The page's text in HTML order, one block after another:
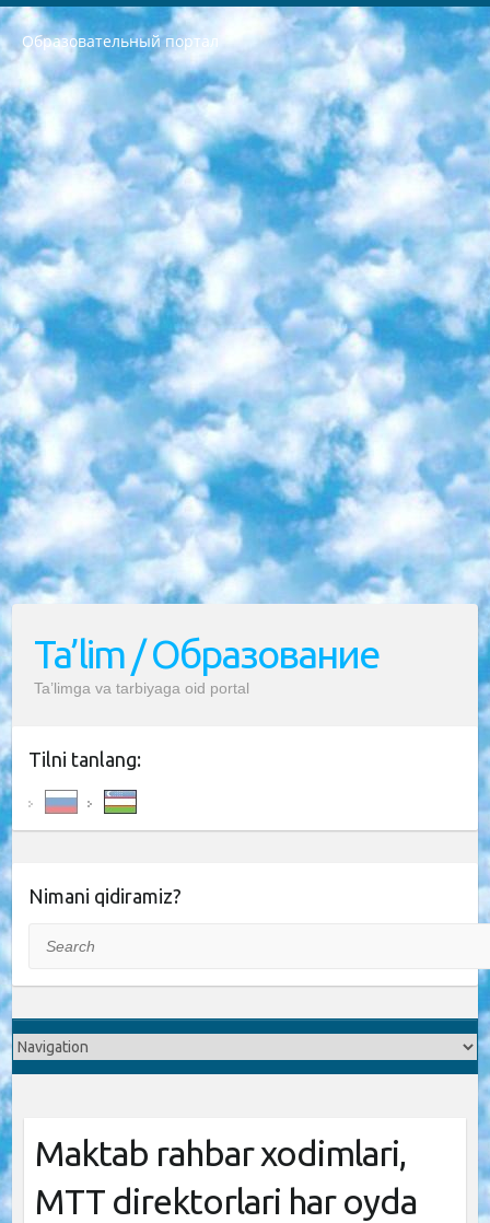
Образовательный портал
РЕСПУБЛИКА УЗБЕКИСТАН МИНИСТРЕРСТВО ДОШКОЛЬНОГО И ШКОЛЬНОГО ОБРАЗОВАНИЯ КОМАНДА в общеобразовательных учреждениях в 2023-2024 учебном году организация и проведение итоговой государственной аттестации обучающихся о Министра дошкольного и школьного образования Республики Узбекистан от 4 марта 2008 года (постановлением Минюста от 20 марта 2008 года № 1778 государственной регистрации) «Итоговое состояние учащихся общего среднего образования на основании положения об утверждении положения об аттестации общего среднего образования выпускной экзамен студентов в образовательных учреждениях в 2023-2024 учебном году В целях организации и прохождения аттестации приказываю: 1. Следующее: перечень предметов, по которым будет проводиться итоговая государственная аттестация и экзамен формы перевода согласно приложению 1; сертификаты международного образца, оценивающие уровень владения иностранными языками перечень согласно приложению 2; 2. Педагогический при специализированных образовательных учреждениях. научно-практический центр квалификации и международной оценки (Д.Давидова) 2024 г. До 25 марта: задания по предметам, по которым будет проводиться итоговая аттестация разработка и утверждение технических условий; итоговая аттестация на основании разработанного предметного задания разработка вопросов по предметам (устно и письменно), экзамен передача; общеобразовательные средние школы и специальные учебные заведения учащиеся выпускных классов школ и интернатов в агентской системе подготовка базы данных экзаменационных материалов и критериев оценки; перевод базы экзаменационных материалов на все языки обучения подать в Республиканский образовательный центр для изготовления; варианты экзаменов на основе разработанных контрольных материалов пусть будут поставлены задачи формирования. 3. Республиканский образовательный центр (Ш.Худайкулов) до 5 апреля 2024 года. до: база данных предоставленных экзаменационных материалов на все языки обучения перевод и экспертиза; для слепых, слабовидящих, глухих, слабослышащих и умственно отсталых детей учащиеся выпускных классов специализированных школ и школ-интернатов база данных экзаменационных материалов на всех преподаваемых языках подготовка критериев оценки; специализированные школы для умственно отсталых детей и технологии для учащихся выпускных классов школ-интернатов разработка соответствующих рекомендаций и критериев проведения ЕГЭ по естествознанию давать задания. 4. Педагогический при специализированных образовательных учреждениях. Научно-практический центр навыков и международной оценки (Д.Давидова), Республика образовательный центр (Худайкулов Ш.) итоговый государственный аттестационный экзамен ориентирован на творческое и логическое мышление при подготовке базы материалов учитывать введение заданий. 5. Следует отметить, что: сертификат государственного образца о знании общеобразовательного предмета и как минимум национальный уровень B1 по предметам на иностранных языках, указанным в Приложении 2. или международно признанный сертификат эквивалентного уровня студенты, изучающие определенный предмет, освобождаются от экзамена; по соответствующим предметам запланирована итоговая государственная аттестация за день до дня, путем жеребьевки Рабочей группой (в письменной форме по предметам, проводимым в форме) из числа сформированных вариантов выбрано 2 варианта; 2 выбранных варианта экзамена анонсированы на официальном сайте министерства и все выпускники по всей стране на основе этих вариантов проводит итоговую государственную аттестацию. 6. Государственное образование учащихся средних общеобразовательных учреждений. знания в соответствии с квалификационными требованиями, которые необходимо приобрести на основании стандартов итоговый (выпускной) контроль для 9 и 11 классов в целях тестирования Экзамены (далее – экзамены) состоят из предметов, перечисленных в приложении 1. будет сделано. 7. Экзамены пройдут с 26 мая по 15 июня 2024 г. (кроме науки физического воспитания). 8. Физическая для учащихся 9 классов общесредних образовательных учреждений. Экзамены по предмету «Образование, квалификация медицина» 1-6 мая 2024 года. сотрудники перевести под присмотр (с отклонениями в физическом или умственном развитии) специализированная школа для детей, школы-интернаты и со сколиозом школы-интернаты санаторного типа для больных детей исключены). 9. Он был слепым, слабовидящим и имел нарушения опорно-двигательного аппарата. экзамены в специализированных школах и интернатах для детей должны проводиться исходя из требований, предъявляемых к общеобразовательным учреждениям (физкультура кроме науки). 10. Специализированная школа для глухих и слабослышащих детей. и экзамены в интернатах и быть реализован в виде письменного теста по математике. 11. Специальность для умственно отсталых детей. Для 9 класса Родной язык и литературное письмо Государственный язык (язык обучения – узбекский). для неклассов) написано Математическое письмо Письменная/устная история Узбекистана Физическое воспитание практично Итоговый контроль Для 11 класса Написание родного языка и литературы (эссе) Математическое письмо Узбекский язык (обучение на узбекском языке) не посещающее общее среднее образование для учреждений)/Образовательное учреждение выбор письменный и устный Иностранный язык письменный/устный Письменная/устная история Узбекистана *По выбору студента:  Химия  Физика  Основы государственного права  География 10 бесплатных образовательных ресурсов - Мы составили подборку онлайн-проектов с интерактивными упражнениями, видеолекциями и статьями. Они помогут вам обрести новые и освежить старые знания бесплатно. 1. «ИНТУИТ» Старейшая образовательная площадка Рунета. Здесь вы найдёте сотни текстовых и видеокурсов на десятки различных тем — от программирования до психологии. Многие курсы подготовлены российскими университетами и крупными международными компаниями вроде Intel и Microsoft. Самостоятельное обучение бесплатное, но желающие могут оплатить услуги персональных наставников. 2. «Смартия» знакомит с актуальными профессиями и подсказывает, как им обучаться. Выбрав заинтересовавшую вас специальность — SMM-специалист, фотограф, веб-дизайнер или другую, — увидите список необходимых для неё умений. Чтобы вы могли освоить их самостоятельно, для каждого умения площадка отображает подборку ссылок на учебные материалы. Хотя «Смартия» ориентируется на русскоязычную аудиторию, часть контента всё же доступна только на английском. 3. «Лекторий Физтеха» Проект Московского физико-технического института (Физтеха). С его помощью вы можете смотреть онлайн серии лекций, записанные на видео в этом вузе. В числе доступных предметов — физика, биология, химия, информационные технологии и другие. К некоторым лекциям администрация ресурса прилагает готовые конспекты, которые можно скачивать в PDF-формате. 4. ITMOcourses Онлайн-площадка Санкт-Петербургского национального исследовательского университета информационных технологий, механики и оптики (ИТМО). Ресурс предоставляет свободный доступ к курсам, разработанным в этом вузе. Каталог материалов разбит на четыре категории: «Оптические системы и технологии», «Приборостроение и робототехника», «Информационные технологии» и «Биотехнологии». Курсы состоят из видеолекций, интерактивных демонстраций и заданий. 5. «КиберЛенинка» Электронная научная библиотека открытого доступа. Каталог площадки регулярно обрастает текстами статей из различных научных изданий. Сгруппированные по журналам и рубрикам публикации можно читать онлайн или скачивать целиком в PDF-формате. Проект нацелен на популяризацию науки за счёт открытого доступа к качественной информации. 6. «ПостНаука» На этом ресурсе публикуют подборки видеолекций, составленные экспертами из разных отраслей и объединённые общими темами. Среди них, к примеру, есть серии «Биоинформатика и геномика», «Культура средневековой Скандинавии» и Cinema Studies о теории кино. Каждая подборка лекций — логически связанная история, рассказанная экспертом от первого лица. Кроме того, на сайте появляются научно-образовательные статьи и тесты на разные темы. 7. «Newочём» Команда проекта «Newочём» отбирает самые интересные тексты из англоязычных СМИ и переводит те из них, за которые голосуют участники сообщества «ВКонтакте». По большей части это научно-популярные статьи. Редакторы придумывают лишь заголовки, в остальном содержание переводов соответствует оригиналам. Полные тексты можно читать прямо в социальной сети. 8. InternetUrok Онлайн-база материалов по основным дисциплинам школьной программы. Информация на сайте структурирована по классам, предметам и темам (урокам). Каждый урок состоит из видеолекций и конспектов. Есть также интерактивные тренажёры и тесты для закрепления пройденного материала. Даже если вы давно окончили школу, возможность повторить программу старших классов всегда может пригодиться. 9. Edutainme Ещё один ресурс об образовании. В отличие от Newtonew, как мне кажется, Edutainme больше ориентируется на представителей индустрии: педагогов, предпринимателей, разработчиков образовательных проектов. Но и любой, кто просто стремится к саморазвитию, найдёт на сайте много полезного и интересного для себя. Например, информацию о новых курсах и образовательных сервисах. 10. Newtonew Онлайн-медиа об образовании и обучении в широком смысле. Авторы Newtonew пишут об инструментах, заведениях, тактиках и стратегиях, которые помогают учить других и получать новые знания самостоятельно. На этой площадке вы найдёте новости, обзоры, аналитические мат
Ta’lim / Образование
Ta’limga va tarbiyaga oid portal
Tilni tanlang:
Nimani qidiramiz?
Maktab rahbar xodimlari,
MTT direktorlari har oyda